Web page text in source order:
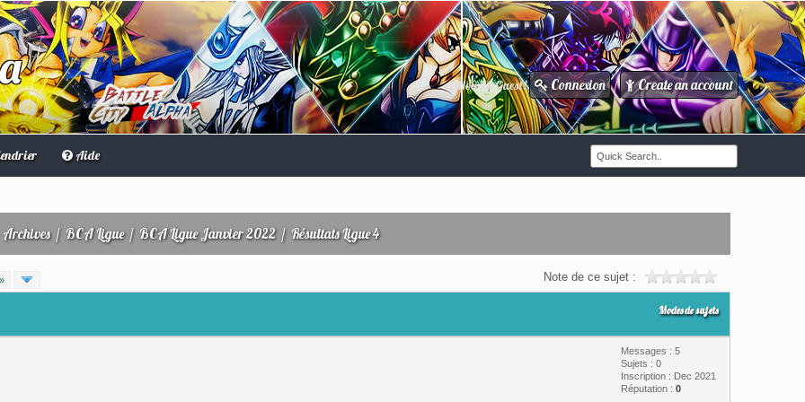
Howdy Guest! Connexion / Create an account
Aide
Archives/ BCA Ligue/ BCA Ligue Janvier 2022 / Résultats Ligue 4
Note de ce sujet :
Modes de sujets
Messages : 5
Sujets : 0
Inscription : Dec 2021
Réputation : 0